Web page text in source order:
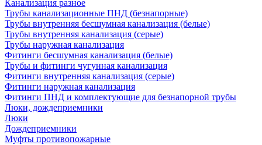
Канализация разное
Трубы канализационные ПНД (безнапорные)
Трубы внутренняя бесшумная канализация (белые)
Трубы внутренняя канализация (серые)
Трубы наружная канализация
Фитинги бесшумная канализация (белые)
Трубы и фитинги чугунная канализация
Фитинги внутренняя канализация (серые)
Фитинги наружная канализация
Фитинги ПНД и комплектующие для безнапорной трубы
Люки, дождеприемники
Люки
Дождеприемники
Муфты противопожарные